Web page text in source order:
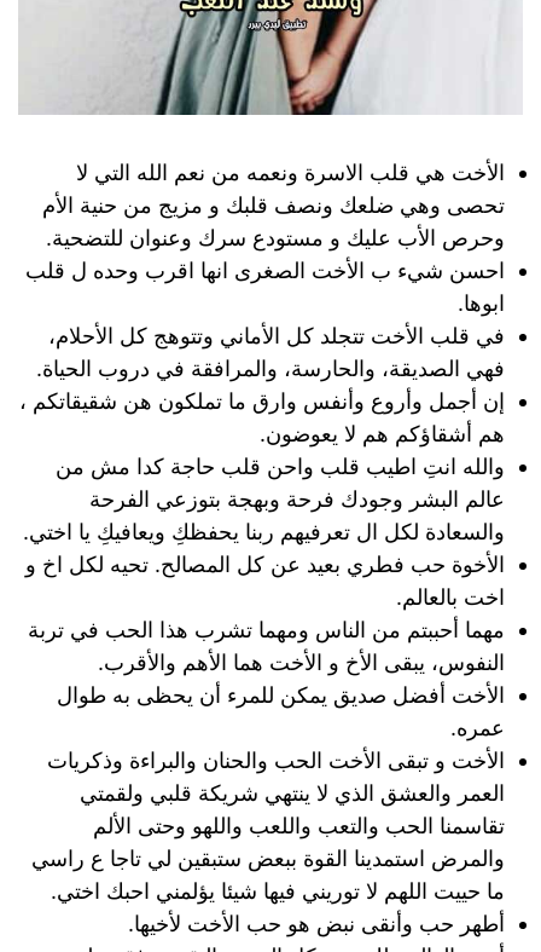
الأخت هي قلب الاسرة ونعمه من نعم الله التي لا
تحصى وهي ضلعك ونصف قلبك و مزيج من حنية الأم
وحرص الأب عليك و مستودع سرك وعنوان للتضحية.
احسن شيء ب الأخت الصغرى انها اقرب وحده ل قلب
ابوها.
في قلب الأخت تتجلد كل الأماني وتتوهج كل الأحلام،
فهي الصديقة، والحارسة، والمرافقة في دروب الحياة.
إن أجمل وأروع وأنفس وارق ما تملكون هن شقيقاتكم ،
هم أشقاؤكم هم لا يعوضون.
والله انتِ اطيب قلب واحن قلب حاجة كدا مش من
عالم البشر وجودك فرحة وبهجة بتوزعي الفرحة
والسعادة لكل ال تعرفيهم ربنا يحفظكِ ويعافيكِ يا اختي.
الأخوة حب فطري بعيد عن كل المصالح. تحيه لكل اخ و
اخت بالعالم.
مهما أحببتم من الناس ومهما تشرب هذا الحب في تربة
النفوس، يبقى الأخ و الأخت هما الأهم والأقرب.
الأخت أفضل صديق يمكن للمرء أن يحظى به طوال
عمره.
الأخت و تبقى الأخت الحب والحنان والبراءة وذكريات
العمر والعشق الذي لا ينتهي شريكة قلبي ولقمتي
تقاسمنا الحب والتعب واللعب واللهو وحتى الألم
والمرض استمدينا القوة ببعض ستبقين لي تاجا ع راسي
ما حييت اللهم لا توريني فيها شيئا يؤلمني احبك اختي.
أطهر حب وأنقى نبض هو حب الأخت لأخيها.